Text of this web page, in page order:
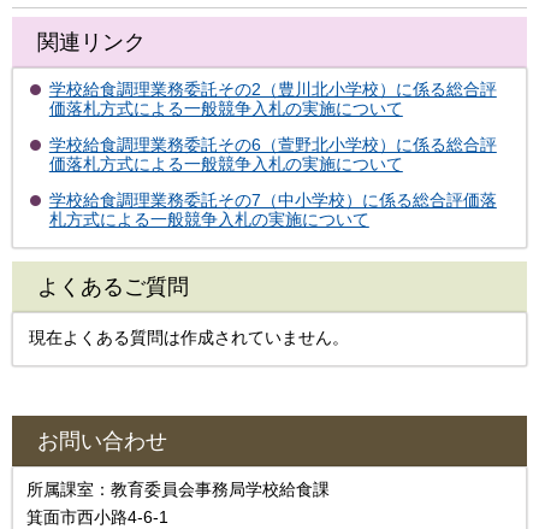
関連リンク
学校給食調理業務委託その2（豊川北小学校）に係る総合評
価落札方式による一般競争入札の実施について
学校給食調理業務委託その6（萱野北小学校）に係る総合評
価落札方式による一般競争入札の実施について
学校給食調理業務委託その7（中小学校）に係る総合評価落
札方式による一般競争入札の実施について
よくあるご質問
現在よくある質問は作成されていません。
お問い合わせ
所属課室：教育委員会事務局学校給食課
箕面市西小路4-6-1